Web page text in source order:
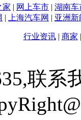
家 | 网上车市 | 湖南车
| 上海汽车网 | 亚洲
行业资讯| 商家
联系